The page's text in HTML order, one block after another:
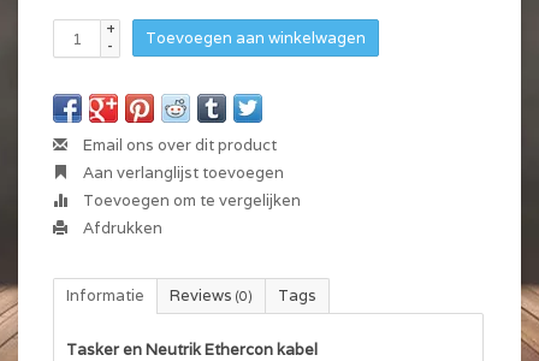
+
-
Toevoegen aan winkelwagen
Email ons over dit product
Aan verlanglijst toevoegen
Toevoegen om te vergelijken
Afdrukken
Informatie Reviews (0) Tags
Tasker en Neutrik Ethercon kabel